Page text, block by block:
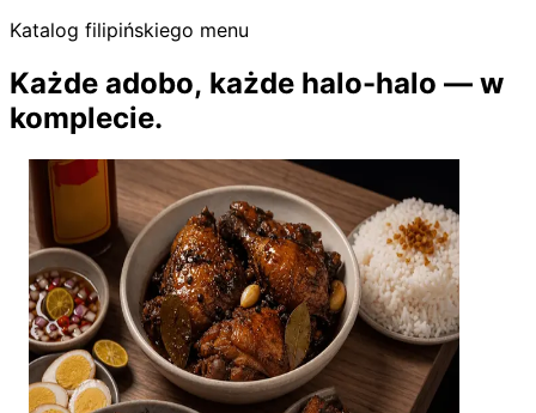
Katalog filipińskiego menu
Każde adobo, każde halo-halo — w
komplecie.